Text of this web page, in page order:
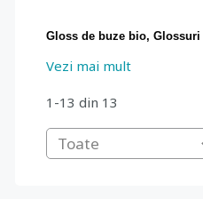
Gloss de buze bio,
Vezi mai mult
1-13 din 13
Toate